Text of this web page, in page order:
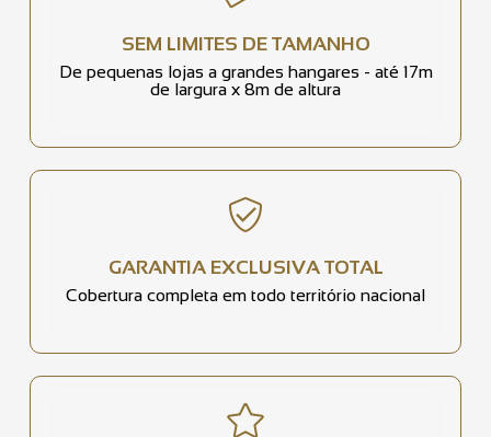
SEM LIMITES DE TAMANHO
De pequenas lojas a grandes hangares - até 17m
de largura x 8m de altura
GARANTIA EXCLUSIVA TOTAL
Cobertura completa em todo território nacional